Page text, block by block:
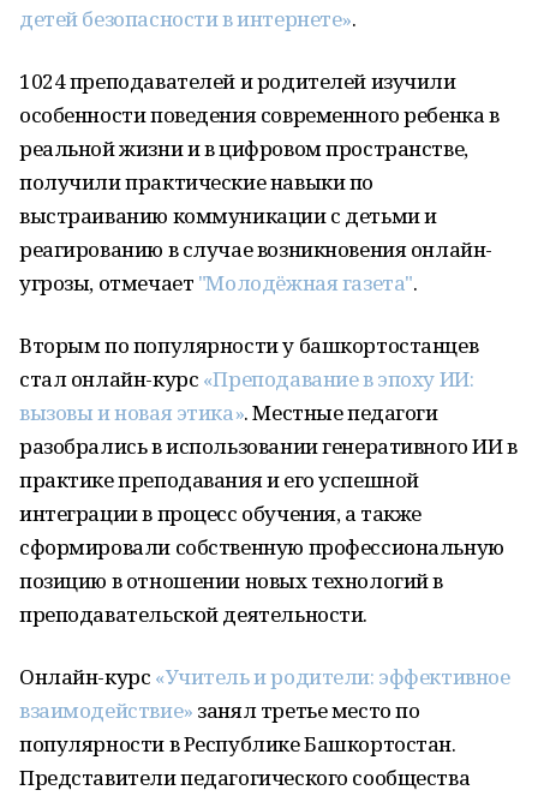
детей безопасности в интернете».
1024 преподавателей и родителей изучили
особенности поведения современного ребенка в
реальной жизни и в цифровом пространстве,
получили практические навыки по
выстраиванию коммуникации с детьми и
реагированию в случае возникновения онлайн-
угрозы, отмечает "Молодёжная газета".
Вторым по популярности у башкортостанцев
стал онлайн-курс «Преподавание в эпоху ИИ:
вызовы и новая этика». Местные педагоги
разобрались в использовании генеративного ИИ в
практике преподавания и его успешной
интеграции в процесс обучения, а также
сформировали собственную профессиональную
позицию в отношении новых технологий в
преподавательской деятельности.
Онлайн-курс «Учитель и родители: эффективное
взаимодействие» занял третье место по
популярности в Республике Башкортостан.
Представители педагогического сообщества